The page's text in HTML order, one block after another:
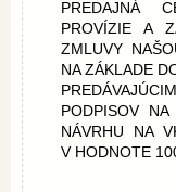
PREDAJNÁ
PROVÍZIE A
ZMLUVY
NA ZÁKLADE
PODPISOV
NÁVRHU NA
V HODNOTE